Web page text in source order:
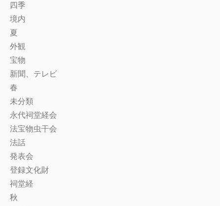
四季
境内
夏
外観
宝物
新聞、テレビ
春
未分類
永代祠堂経会
法宝物虫干会
法話
発表会
登録文化財
祠堂経
秋